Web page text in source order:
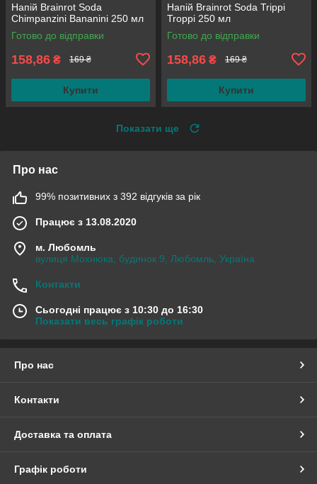
Напій Brainrot Soda
Chimpanzini Bananini 250 мл
Готово до відправки
158,86 ₴ 169 ₴
Купити
Напій Brainrot Soda Trippi
Troppi 250 мл
Готово до відправки
158,86 ₴ 169 ₴
Купити
Показати ще
Про нас
99% позитивних з 392 відгуків за рік
Працює з 13.08.2020
м. Любомль
вулиця Мохнюка, будинок 9, Любомль, Україна
Контакти
Сьогодні працює з 10:30 до 16:30
Показати весь графік роботи
Про нас
Контакти
Доставка та оплата
Графік роботи